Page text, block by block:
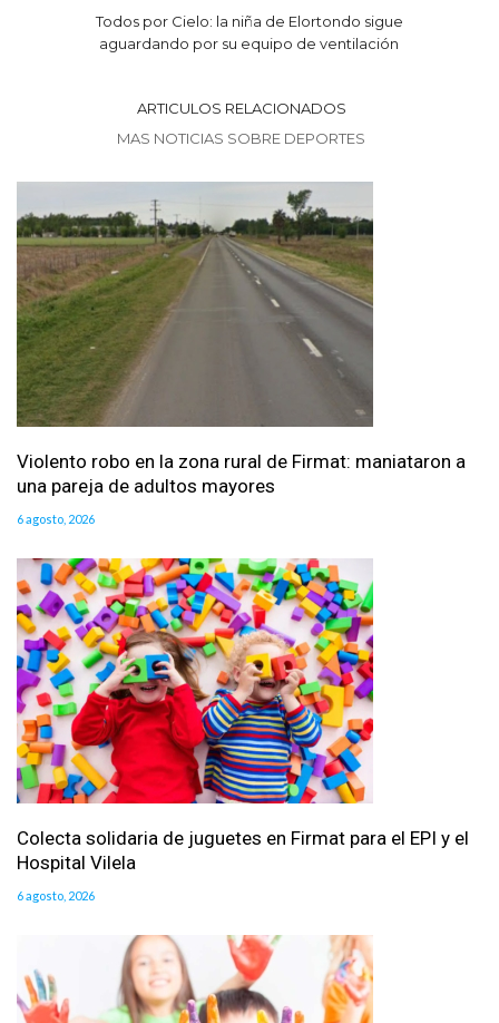
Todos por Cielo: la niña de Elortondo sigue
aguardando por su equipo de ventilación
ARTICULOS RELACIONADOS
MAS NOTICIAS SOBRE DEPORTES
Violento robo en la zona rural de Firmat: maniataron a
una pareja de adultos mayores
6 agosto, 2026
Colecta solidaria de juguetes en Firmat para el EPI y el
Hospital Vilela
6 agosto, 2026